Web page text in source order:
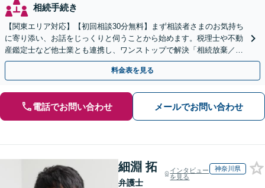
相続手続き
【関東エリア対応】【初回相談30分無料】まず相談者さまのお気持ち
に寄り添い、お話をじっくりと伺うことから始めます。税理士や不動
産鑑定士など他士業とも連携し、ワンストップで解決「相続放棄／遺
言書作成／遺留分侵害額請求／使い込み・寄与分など」
料金表を見る
電話でお問い合わせ メールでお問い合わせ
細淵 拓
弁護士
インタビュー
を見る
神奈川県